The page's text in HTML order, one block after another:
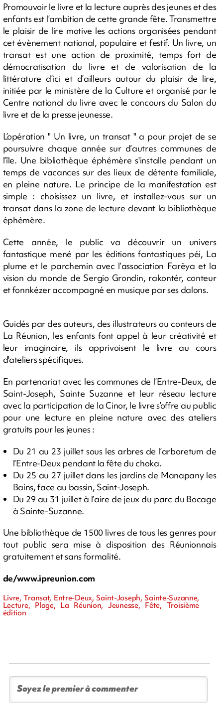
Promouvoir le livre et la lecture auprès des jeunes et des
enfants est l’ambition de cette grande fête. Transmettre
le plaisir de lire motive les actions organisées pendant
cet évènement national, populaire et festif. Un livre, un
transat est une action de proximité, temps fort de
démocratisation du livre et de valorisation de la
littérature d’ici et d’ailleurs autour du plaisir de lire,
initiée par le ministère de la Culture et organisé par le
Centre national du livre avec le concours du Salon du
livre et de la presse jeunesse.
L’opération " Un livre, un transat " a pour projet de se
poursuivre chaque année sur d’autres communes de
l’île. Une bibliothèque éphémère s'installe pendant un
temps de vacances sur des lieux de détente familiale,
en pleine nature. Le principe de la manifestation est
simple : choisissez un livre, et installez-vous sur un
transat dans la zone de lecture devant la bibliothèque
éphémère.
Cette année, le public va découvrir un univers
fantastique mené par les éditions fantastiques péi, La
plume et le parchemin avec l’association Farëya et la
vision du monde de Sergio Grondin, rakontér, conteur
et fonnkézer accompagné en musique par ses dalons.
Guidés par des auteurs, des illustrateurs ou conteurs de
La Réunion, les enfants font appel à leur créativité et
leur imaginaire, ils apprivoisent le livre au cours
d'ateliers spécifiques.
En partenariat avec les communes de l’Entre-Deux, de
Saint-Joseph, Sainte Suzanne et leur réseau lecture
avec la participation de la Cinor, le livre s’offre au public
pour une lecture en pleine nature avec des ateliers
gratuits pour les jeunes :
Du 21 au 23 juillet sous les arbres de l’arboretum de
l’Entre-Deux pendant la fête du choka.
Du 25 au 27 juillet dans les jardins de Manapany les
Bains, face au bassin, Saint-Joseph.
Du 29 au 31 juillet à l’aire de jeux du parc du Bocage
à Sainte-Suzanne.
Une bibliothèque de 1500 livres de tous les genres pour
tout public sera mise à disposition des Réunionnais
gratuitement et sans formalité.
de/www.ipreunion.com
Livre, Transat, Entre-Deux, Saint-Joseph, Sainte-Suzanne,
Lecture, Plage, La Réunion, Jeunesse, Fête, Troisième
édition